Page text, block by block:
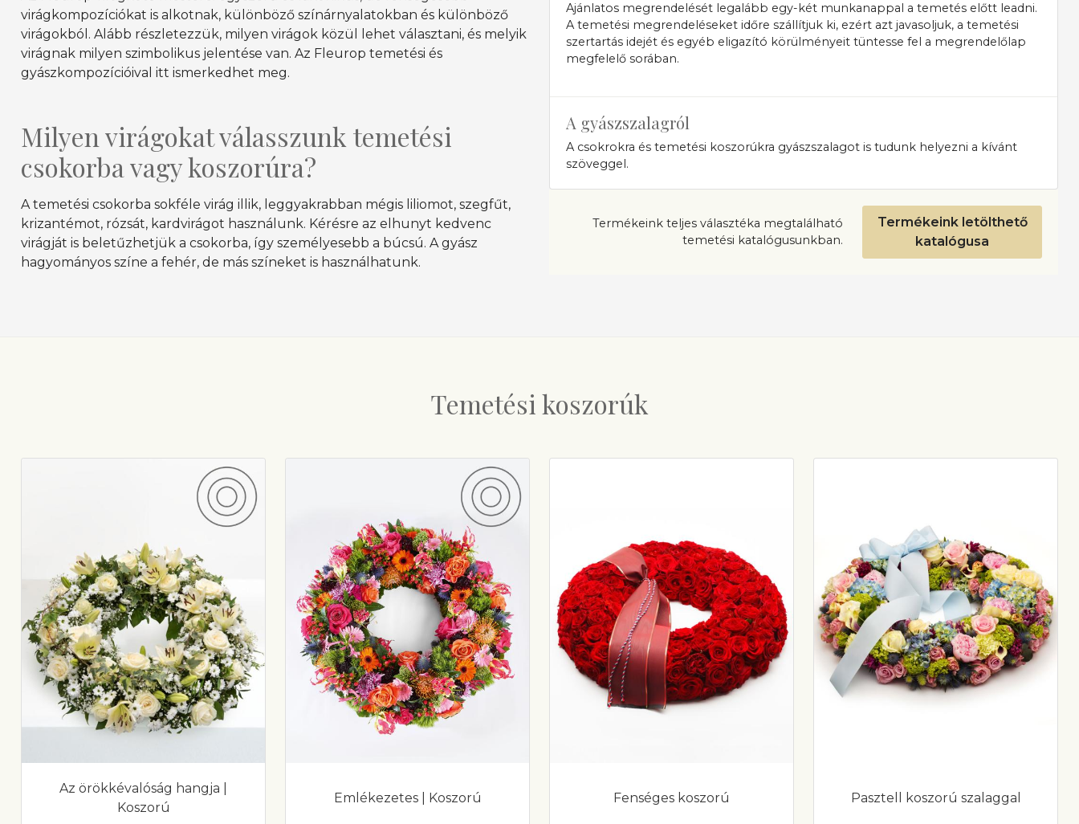
virágkompozíciókat is alkotnak, különböző színárnyalatokban és különböző
virágokból. Alább részletezzük, milyen virágok közül lehet választani, és melyik
virágnak milyen szimbolikus jelentése van. Az Fleurop temetési és
gyászkompozícióival itt ismerkedhet meg.
Milyen virágokat válasszunk temetési
csokorba vagy koszorúra?
A temetési csokorba sokféle virág illik, leggyakrabban mégis liliomot, szegfűt,
krizantémot, rózsát, kardvirágot használunk. Kérésre az elhunyt kedvenc
virágját is beletűzhetjük a csokorba, így személyesebb a búcsú. A gyász
hagyományos színe a fehér, de más színeket is használhatunk.
Ajánlatos megrendelését legalább egy-két munkanappal a temetés előtt leadni.
A temetési megrendeléseket időre szállítjuk ki, ezért azt javasoljuk, a temetési
szertartás idejét és egyéb eligazító körülményeit tüntesse fel a megrendelőlap
megfelelő sorában.
A gyászszalagról
A csokrokra és temetési koszorúkra gyászszalagot is tudunk helyezni a kívánt
szöveggel.
Termékeink teljes választéka megtalálható
temetési katalógusunkban.
Termékeink letölthető
katalógusa
Temetési koszorúk
Az örökkévalóság hangja |
Koszorú
Emlékezetes | Koszorú Fenséges koszorú Pasztell koszorú szalaggal